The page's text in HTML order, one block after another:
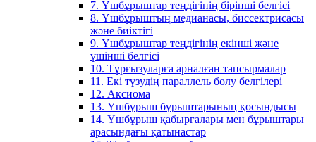
7. Үшбұрыштар теңдігінің бірінші белгісі
8. Үшбұрыштың медианасы, биссектрисасы
және биіктігі
9. Үшбұрыштар теңдігінің екінші және
үшінші белгісі
10. Тұрғызуларға арналған тапсырмалар
11. Екі түзудің параллель болу белгілері
12. Аксиома
13. Үшбұрыш бұрыштарының қосындысы
14. Үшбұрыш қабырғалары мен бұрыштары
арасындағы қатынастар